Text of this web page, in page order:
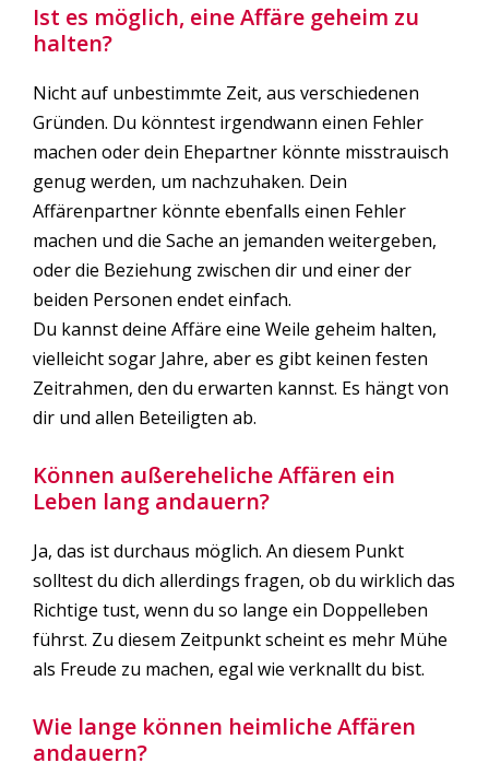
Ist es möglich, eine Affäre geheim zu
halten?
Nicht auf unbestimmte Zeit, aus verschiedenen
Gründen. Du könntest irgendwann einen Fehler
machen oder dein Ehepartner könnte misstrauisch
genug werden, um nachzuhaken. Dein
Affärenpartner könnte ebenfalls einen Fehler
machen und die Sache an jemanden weitergeben,
oder die Beziehung zwischen dir und einer der
beiden Personen endet einfach.
Du kannst deine Affäre eine Weile geheim halten,
vielleicht sogar Jahre, aber es gibt keinen festen
Zeitrahmen, den du erwarten kannst. Es hängt von
dir und allen Beteiligten ab.
Können außereheliche Affären ein
Leben lang andauern?
Ja, das ist durchaus möglich. An diesem Punkt
solltest du dich allerdings fragen, ob du wirklich das
Richtige tust, wenn du so lange ein Doppelleben
führst. Zu diesem Zeitpunkt scheint es mehr Mühe
als Freude zu machen, egal wie verknallt du bist.
Wie lange können heimliche Affären
andauern?